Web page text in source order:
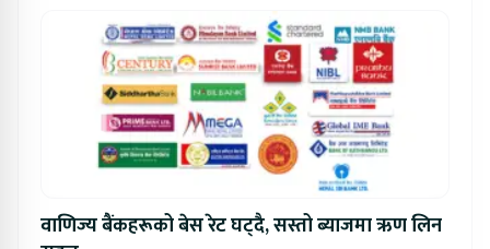
वाणिज्य बैंकहरूको बेस रेट घट्दै, सस्तो ब्याजमा ऋण लिन